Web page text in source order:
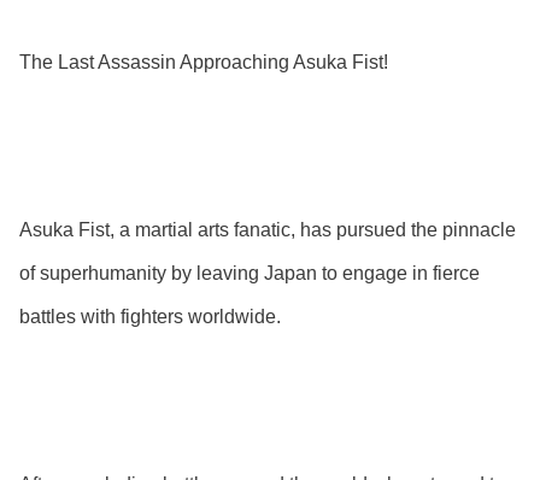
The Last Assassin Approaching Asuka Fist!
Asuka Fist, a martial arts fanatic, has pursued the pinnacle
of superhumanity by leaving Japan to engage in fierce
battles with fighters worldwide.